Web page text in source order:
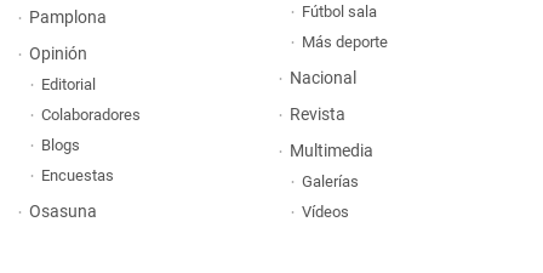
Pamplona
Opinión
Editorial
Colaboradores
Blogs
Encuestas
Osasuna
Fútbol sala
Más deporte
Nacional
Revista
Multimedia
Galerías
Vídeos